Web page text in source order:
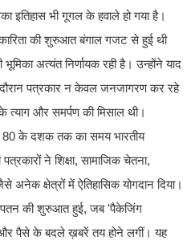
इतिहास भी गूगल के हवाले हो गया है।
की शुरुआत बंगाल गजट से हुई थी
अत्यंत निर्णायक रही है। उन्होंने याद
पत्रकार न केवल जनजागरण कर रहे
और समर्पण की मिसाल थी।
80 के दशक तक का समय भारतीय
ने शिक्षा, सामाजिक चेतना,
अनेक क्षेत्रों में ऐतिहासिक योगदान दिया।
की शुरुआत हुई, जब 'पैकेजिंग
और पैसे के बदले ख़बरें तय होने लगीं। यह